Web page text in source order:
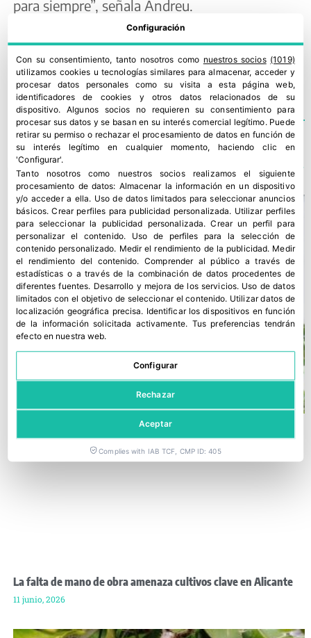
para siempre”, señala Andreu.
ASAJA ALICANTE,BORRASCA CIRIL,HELADAS,VEGA
BAJA DEL SEGURA
TE PODRÍA INTERESAR
La falta de mano de obra amenaza cultivos clave en Alicante
11 junio, 2026
Configuración
Con su consentimiento, tanto nosotros como nuestros socios (1019)
utilizamos cookies u tecnologías similares para almacenar, acceder y
procesar datos personales como su visita a esta página web,
identificadores de cookies y otros datos relacionados de su
dispositivo. Algunos socios no requieren su consentimiento para
procesar sus datos y se basan en su interés comercial legítimo. Puede
retirar su permiso o rechazar el procesamiento de datos en función de
su interés legítimo en cualquier momento, haciendo clic en
'Configurar'.
Tanto nosotros como nuestros socios realizamos el siguiente
procesamiento de datos: Almacenar la información en un dispositivo
y/o acceder a ella. Uso de datos limitados para seleccionar anuncios
básicos.Crear perfiles para publicidad personalizada. Utilizar perfiles
para seleccionar la publicidad personalizada.Crear un perfil para
personalizar el contenido. Uso de perfiles para la selección de
contenido personalizado. Medir el rendimiento de la publicidad. Medir
el rendimiento del contenido.Comprender al público a través de
estadísticas o a través de la combinación de datos procedentes de
diferentes fuentes. Desarrollo y mejora de los servicios. Uso de datos
limitados con el objetivo de seleccionar el contenido. Utilizar datos de
localización geográfica precisa. Identificar los dispositivos en función
de la información solicitada activamente. Tus preferencias tendrán
efecto en nuestra web.
Configurar
Rechazar
Aceptar
Complies with IAB TCF, CMP ID: 405